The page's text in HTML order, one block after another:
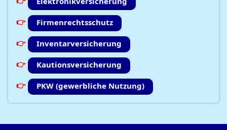
Firmenrechtsschutz
Inventarversicherung
Kautionsversicherung
PKW (gewerbliche Nutzung)